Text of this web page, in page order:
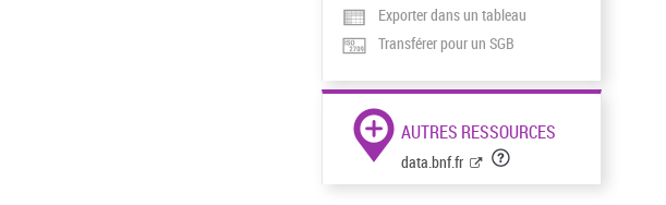
Exporter dans un tableau
Transférer pour un SGB
AUTRES RESSOURCES
data.bnf.fr